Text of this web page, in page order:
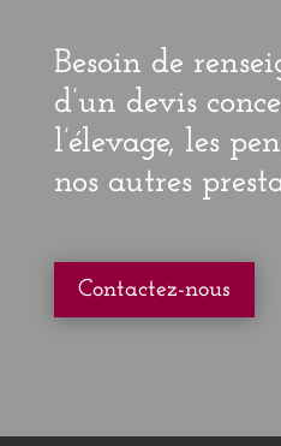
Besoin de
d’un devis
l’élevage, les
nos autres
Contactez-nous